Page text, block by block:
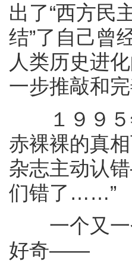
出了“西方民
结”了自己曾
人类历史进
一步推敲和
１９９５
赤裸裸的真
杂志主动认
们错了……”
一个又一
好奇——